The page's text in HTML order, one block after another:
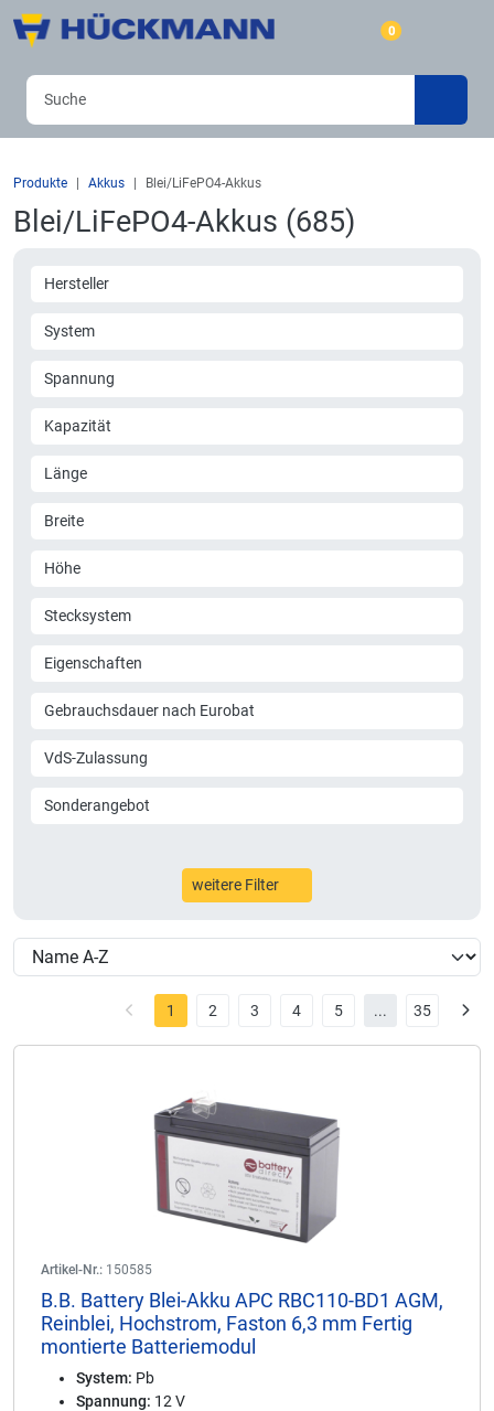
0
Produkte Akkus Blei/LiFePO4-Akkus
Blei/LiFePO4-Akkus (685)
Hersteller
System
Spannung
Kapazität
Länge
Breite
Höhe
Stecksystem
Eigenschaften
Gebrauchsdauer nach Eurobat
VdS-Zulassung
Sonderangebot
weitere Filter
1 2 3 4 5 ... 35
Artikel-Nr.: 150585
B.B. Battery Blei-Akku APC RBC110-BD1 AGM,
Reinblei, Hochstrom, Faston 6,3 mm Fertig
montierte Batteriemodul
System: Pb
Spannung: 12 V